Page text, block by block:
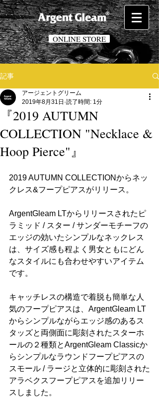
ONLINE STORE
記事
『2019 AUTUMN
COLLECTION "Necklace &
Hoop Pierce"』
アージェントグリーム
2019年8月31日 読了時間: 1分
2019 AUTUMN COLLECTIONからネッ
クレス&フープピアスがリリース。
ArgentGleam LTからリリースされたピ
ラミッド / スター / サンダーモチーフの
エッジの効いたシンプルなネックレス
は、サイズ感も程よく男女ともにどん
なスタイルにも合わせやすいアイテム
です。
キャッチレスの構造で着脱も簡単な人
気のフープピアスは、ArgentGleam LT
からシンプルながらエッジ感のあるス
タッズと両側面に彫刻されたスターホ
ールの２種類とArgentGleam Classicか
らシンプルなラウンドフープピアスの
スモール / ラージと立体的に彫刻された
アラベクスフープピアスを追加リリー
スしました。